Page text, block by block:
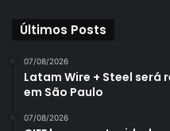
Últimos Posts
07/08/2026
Latam Wire + Steel será
em São Paulo
07/08/2026